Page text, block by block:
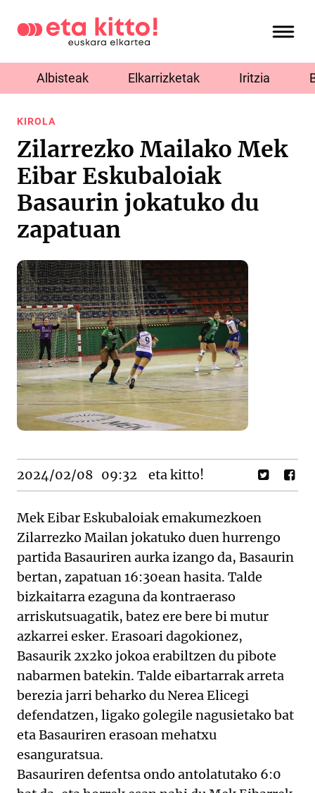
Albisteak Elkarrizketak Iritzia
KIROLA
Zilarrezko Mailako Mek
Eibar Eskubaloiak
Basaurin jokatuko du
zapatuan
2024/02/08 09:32 eta kitto!
Mek Eibar Eskubaloiak emakumezkoen
Zilarrezko Mailan jokatuko duen hurrengo
partida Basauriren aurka izango da, Basaurin
bertan, zapatuan 16:30ean hasita. Talde
bizkaitarra ezaguna da kontraeraso
arriskutsuagatik, batez ere bere bi mutur
azkarrei esker. Erasoari dagokionez,
Basaurik 2x2ko jokoa erabiltzen du pibote
nabarmen batekin. Talde eibartarrak arreta
berezia jarri beharko du Nerea Elicegi
defendatzen, ligako golegile nagusietako bat
eta Basauriren erasoan mehatxu
esanguratsua.
Basauriren defentsa ondo antolatutako 6:0